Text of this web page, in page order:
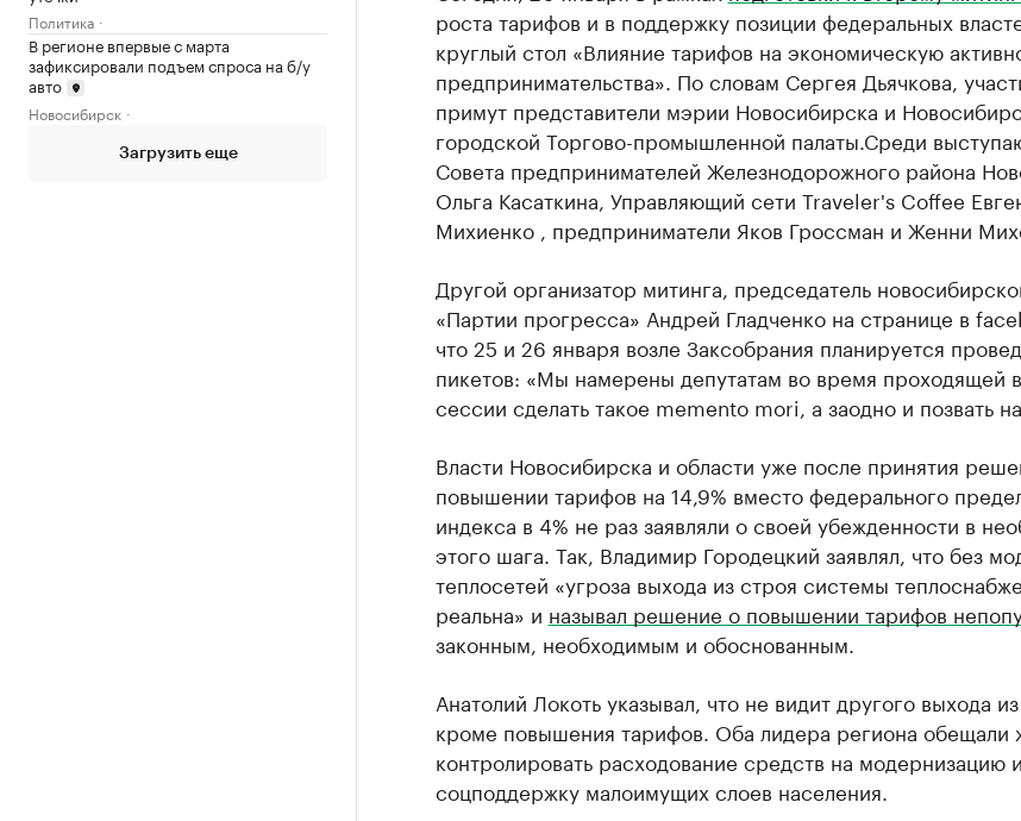
Политика
В регионе впервые с марта
зафиксировали подъем спроса на б/у
авто
Новосибирск
Загрузить еще
роста тарифов и в поддержку позиции федеральных
круглый стол «Влияние тарифов на экономическую
предпринимательства». По словам Сергея Дьячкова,
примут представители мэрии Новосибирска и
городской Торгово-промышленной палаты.Среди
Совета предпринимателей Железнодорожного района
Ольга Касаткина, Управляющий сети Traveler's Coffee
Михиенко , предприниматели Яков Гроссман и Женни
Другой организатор митинга, председатель
«Партии прогресса» Андрей Гладченко на странице в
что 25 и 26 января возле Заксобрания планируется
пикетов: «Мы намерены депутатам во время проходящей
сессии сделать такое memento mori, а заодно и позвать
Власти Новосибирска и области уже после принятия
повышении тарифов на 14,9% вместо федерального
индекса в 4% не раз заявляли о своей убежденности в
этого шага. Так, Владимир Городецкий заявлял, что без
теплосетей «угроза выхода из строя системы
реальна» и называл решение о повышении тарифов
законным, необходимым и обоснованным.
Анатолий Локоть указывал, что не видит другого выхода из
кроме повышения тарифов. Оба лидера региона обещали
контролировать расходование средств на модернизацию
соцподдержку малоимущих слоев населения.